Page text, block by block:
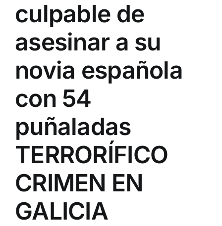
culpable de
asesinar a su
novia española
con 54
puñaladas
TERRORÍFICO
CRIMEN EN
GALICIA